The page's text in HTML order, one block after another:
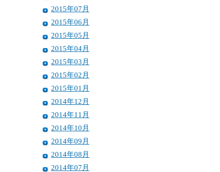
2015年07月
2015年06月
2015年05月
2015年04月
2015年03月
2015年02月
2015年01月
2014年12月
2014年11月
2014年10月
2014年09月
2014年08月
2014年07月